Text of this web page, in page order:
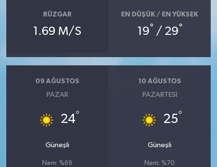
RÜZGAR
1.69 M/S
EN DÜŞÜK / EN YÜKSEK
19° / 29°
09 AĞUSTOS
PAZAR
24°
Güneşli
Nem: %69
10 AĞUSTOS
PAZARTESI
25°
Güneşli
Nem: %70